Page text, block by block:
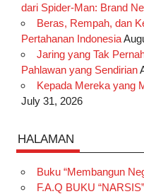
dari Spider-Man: Brand
Beras, Rempah, dan
Pertahanan Indonesia
Jaring yang Tak
Pahlawan yang Sendirian
Kepada Mereka yang
July 31, 2026
HALAMAN
Buku “Membangun
F.A.Q BUKU “NARSIS”